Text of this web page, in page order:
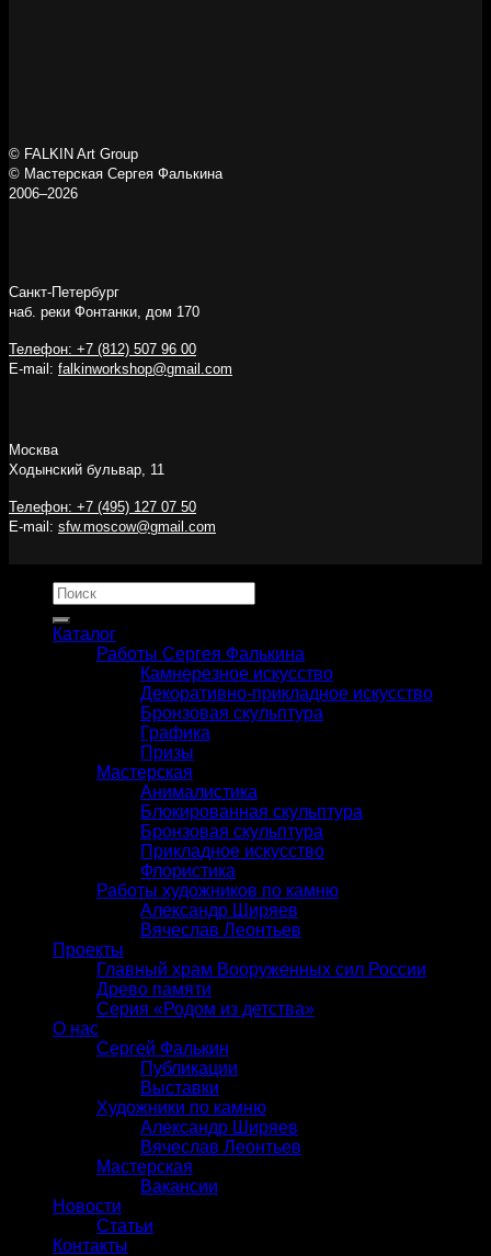
© FALKIN Art Group
© Мастерская Сергея Фалькина
2006–2026
Санкт-Петербург
наб. реки Фонтанки, дом 170
Телефон: +7 (812) 507 96 00
E-mail: falkinworkshop@gmail.com
Москва
Ходынский бульвар, 11
Телефон: +7 (495) 127 07 50
E-mail: sfw.moscow@gmail.com
Искать:
Каталог
Работы Сергея Фалькина
Камнерезное искусство
Декоративно-прикладное искусство
Бронзовая скульптура
Графика
Призы
Мастерская
Анималистика
Блокированная скульптура
Бронзовая скульптура
Прикладное искусство
Флористика
Работы художников по камню
Александр Ширяев
Вячеслав Леонтьев
Проекты
Главный храм Вооруженных сил России
Древо памяти
Серия «Родом из детства»
О нас
Сергей Фалькин
Публикации
Выставки
Художники по камню
Александр Ширяев
Вячеслав Леонтьев
Мастерская
Вакансии
Новости
Статьи
Контакты